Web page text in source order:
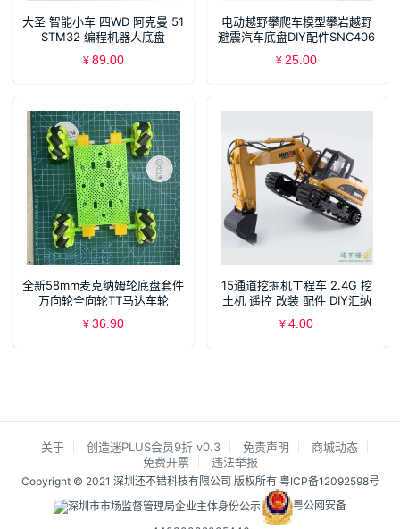
大圣 智能小车 四WD 阿克曼 51
STM32 编程机器人底盘
¥ 89.00
电动越野攀爬车模型攀岩越野
避震汽车底盘DIY配件SNC406
¥ 25.00
全新58mm麦克纳姆轮底盘套件
万向轮全向轮TT马达车轮
¥ 36.90
15通道挖掘机工程车 2.4G 挖
土机 遥控 改装 配件 DIY汇纳
¥ 4.00
关于 创造迷PLUS会员9折 v0.3 免责声明
商城动态
免费开票
违法举报
Copyright © 2021 深圳还不错科技有限公司 版权所有 粤ICP备12092598号
粤公网安备